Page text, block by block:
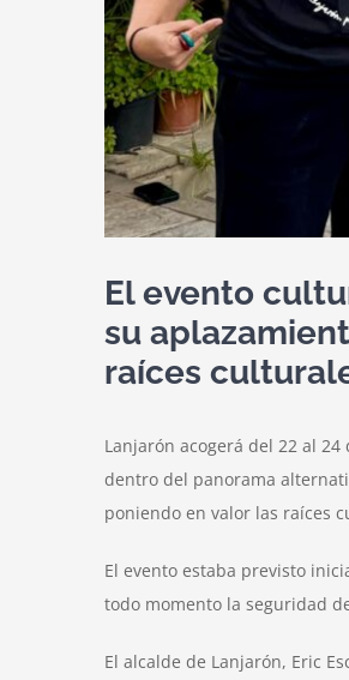
El evento
su
raíces
Lanjarón acogerá del 22 al
dentro del panorama
poniendo en valor las raíces
El evento estaba previsto
todo momento la seguridad
El alcalde de Lanjarón, Eric